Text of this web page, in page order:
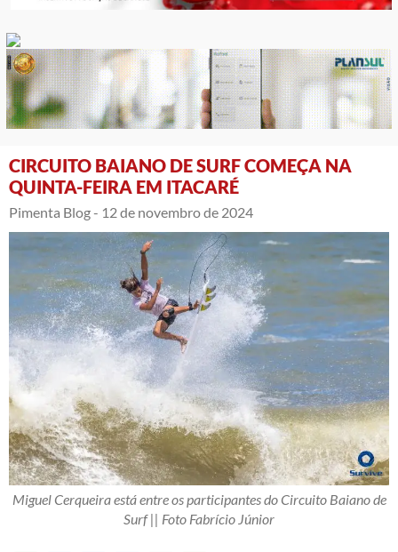
CIRCUITO BAIANO DE SURF COMEÇA NA
QUINTA-FEIRA EM ITACARÉ
Pimenta Blog - 12 de novembro de 2024
Miguel Cerqueira está entre os participantes do Circuito Baiano de
Surf || Foto Fabrício Júnior